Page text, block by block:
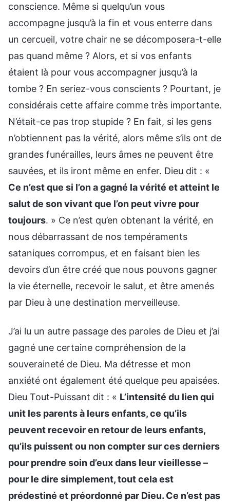
conscience. Même si quelqu’un vous
accompagne jusqu’à la fin et vous enterre dans
un cercueil, votre chair ne se décomposera-t-elle
pas quand même ? Alors, et si vos enfants
étaient là pour vous accompagner jusqu’à la
tombe ? En seriez-vous conscients ? Pourtant, je
considérais cette affaire comme très importante.
N’était-ce pas trop stupide ? En fait, si les gens
n’obtiennent pas la vérité, alors même s’ils ont de
grandes funérailles, leurs âmes ne peuvent être
sauvées, et ils iront même en enfer. Dieu dit : «
Ce n’est que si l’on a gagné la vérité et atteint le
salut de son vivant que l’on peut vivre pour
toujours. » Ce n’est qu’en obtenant la vérité, en
nous débarrassant de nos tempéraments
sataniques corrompus, et en faisant bien les
devoirs d’un être créé que nous pouvons gagner
la vie éternelle, recevoir le salut, et être amenés
par Dieu à une destination merveilleuse.
J’ai lu un autre passage des paroles de Dieu et j’ai
gagné une certaine compréhension de la
souveraineté de Dieu. Ma détresse et mon
anxiété ont également été quelque peu apaisées.
Dieu Tout-Puissant dit : « L’intensité du lien qui
unit les parents à leurs enfants, ce qu’ils
peuvent recevoir en retour de leurs enfants,
qu’ils puissent ou non compter sur ces derniers
pour prendre soin d’eux dans leur vieillesse –
pour le dire simplement, tout cela est
prédestiné et préordonné par Dieu. Ce n’est pas